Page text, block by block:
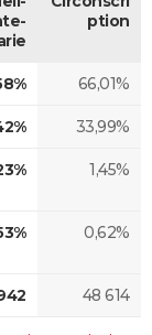
ption
66,01%
33,99%
1,45%
0,62%
48 614